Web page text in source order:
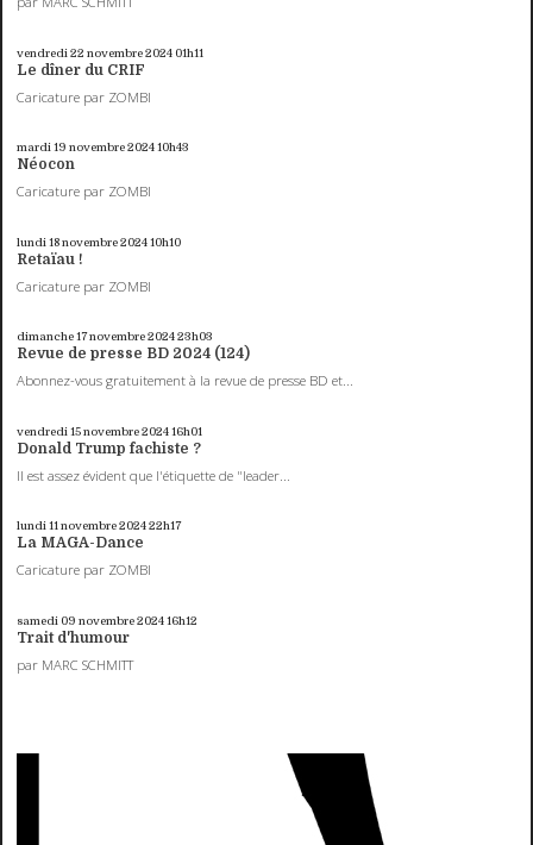
vendredi 22 novembre 2024 01h11
Le dîner du CRIF
Caricature par ZOMBI
mardi 19 novembre 202410h43
Néocon
Caricature par ZOMBI
lundi 18novembre 202410h10
Retaïau !
Caricature par ZOMBI
dimanche 17novembre 202423h03
Revue de presse BD 2024 (124)
Abonnez-vous gratuitement à la revue de presse BD et...
vendredi 15novembre 202416h01
Donald Trump fachiste ?
Il est assez évident que l'étiquette de "leader...
lundi 11novembre 202422h17
La MAGA-Dance
Caricature par ZOMBI
samedi 09 novembre 202416h12
Trait d'humour
par MARC SCHMITT